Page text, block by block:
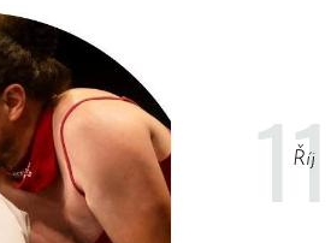
11
Říj